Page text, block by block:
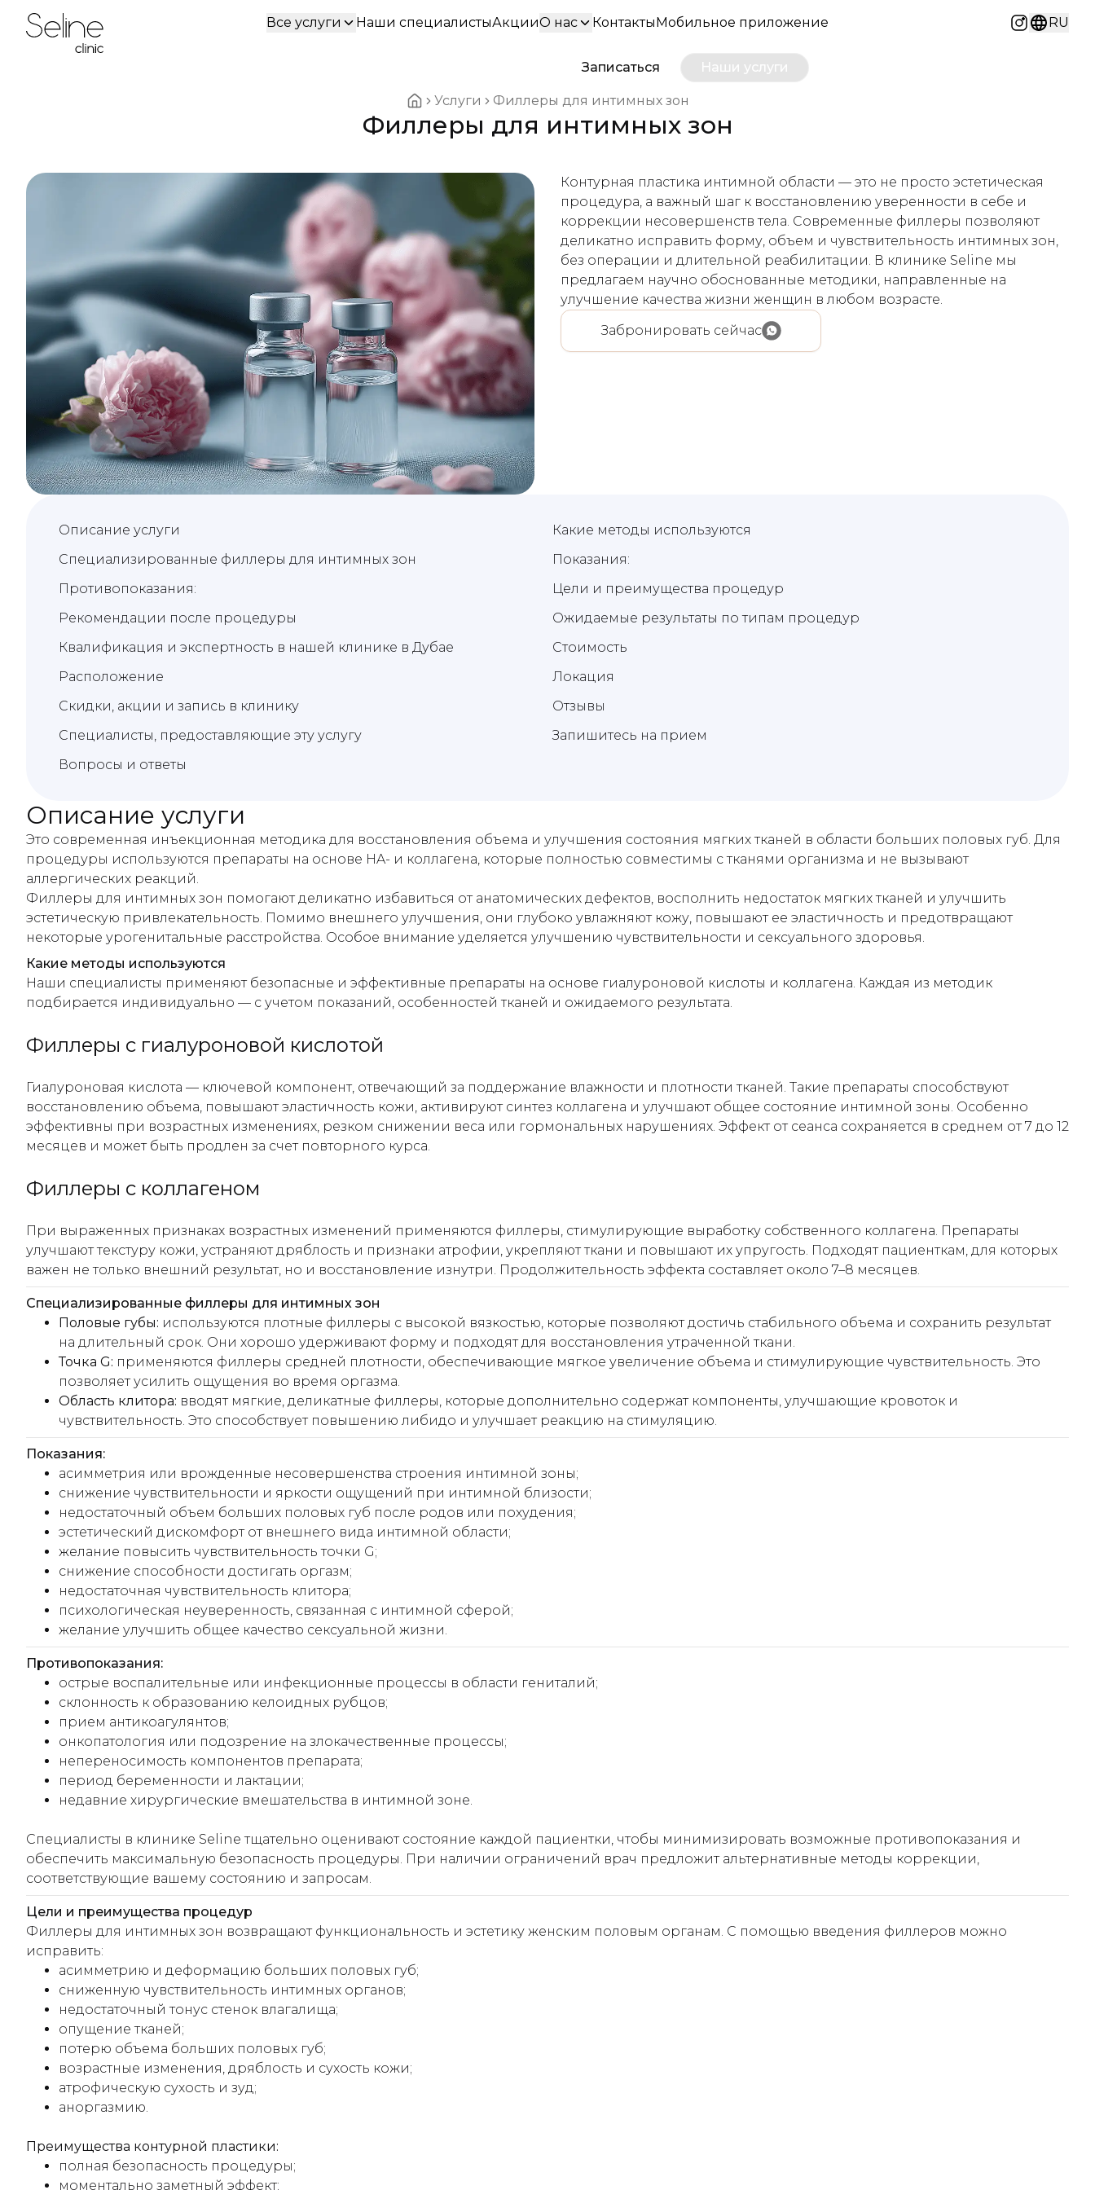
Все услуги Наши специалистыАкцииО нас КонтактыМобильное приложение
RU
Записаться Наши услуги
Услуги Филлеры для интимных зон
Филлеры для интимных зон
Контурная пластика интимной области — это не просто эстетическая
процедура, а важный шаг к восстановлению уверенности в себе и
коррекции несовершенств тела. Современные филлеры позволяют
деликатно исправить форму, объем и чувствительность интимных зон,
без операции и длительной реабилитации. В клинике Seline мы
предлагаем научно обоснованные методики, направленные на
улучшение качества жизни женщин в любом возрасте.
Забронировать сейчас
Описание услуги
Какие методы используются
Специализированные филлеры для интимных зон
Показания:
Противопоказания:
Цели и преимущества процедур
Рекомендации после процедуры
Ожидаемые результаты по типам процедур
Квалификация и экспертность в нашей клинике в Дубае
Стоимость
Расположение
Локация
Скидки, акции и запись в клинику
Отзывы
Специалисты, предоставляющие эту услугу
Запишитесь на прием
Вопросы и ответы
Описание услуги
Это современная инъекционная методика для восстановления объема и улучшения состояния мягких тканей в области больших половых губ. Для
процедуры используются препараты на основе HA- и коллагена, которые полностью совместимы с тканями организма и не вызывают
аллергических реакций.
Филлеры для интимных зон помогают деликатно избавиться от анатомических дефектов, восполнить недостаток мягких тканей и улучшить
эстетическую привлекательность. Помимо внешнего улучшения, они глубоко увлажняют кожу, повышают ее эластичность и предотвращают
некоторые урогенитальные расстройства. Особое внимание уделяется улучшению чувствительности и сексуального здоровья.
Какие методы используются
Наши специалисты применяют безопасные и эффективные препараты на основе гиалуроновой кислоты и коллагена. Каждая из методик
подбирается индивидуально — с учетом показаний, особенностей тканей и ожидаемого результата.
Филлеры с гиалуроновой кислотой
Гиалуроновая кислота — ключевой компонент, отвечающий за поддержание влажности и плотности тканей. Такие препараты способствуют
восстановлению объема, повышают эластичность кожи, активируют синтез коллагена и улучшают общее состояние интимной зоны. Особенно
эффективны при возрастных изменениях, резком снижении веса или гормональных нарушениях. Эффект от сеанса сохраняется в среднем от 7 до 12
месяцев и может быть продлен за счет повторного курса.
Филлеры с коллагеном
При выраженных признаках возрастных изменений применяются филлеры, стимулирующие выработку собственного коллагена. Препараты
улучшают текстуру кожи, устраняют дряблость и признаки атрофии, укрепляют ткани и повышают их упругость. Подходят пациенткам, для которых
важен не только внешний результат, но и восстановление изнутри. Продолжительность эффекта составляет около 7–8 месяцев.
Специализированные филлеры для интимных зон
Половые губы: используются плотные филлеры с высокой вязкостью, которые позволяют достичь стабильного объема и сохранить результат
на длительный срок. Они хорошо удерживают форму и подходят для восстановления утраченной ткани.
Точка G: применяются филлеры средней плотности, обеспечивающие мягкое увеличение объема и стимулирующие чувствительность. Это
позволяет усилить ощущения во время оргазма.
Область клитора: вводят мягкие, деликатные филлеры, которые дополнительно содержат компоненты, улучшающие кровоток и
чувствительность. Это способствует повышению либидо и улучшает реакцию на стимуляцию.
Показания:
асимметрия или врожденные несовершенства строения интимной зоны;
снижение чувствительности и яркости ощущений при интимной близости;
недостаточный объем больших половых губ после родов или похудения;
эстетический дискомфорт от внешнего вида интимной области;
желание повысить чувствительность точки G;
снижение способности достигать оргазм;
недостаточная чувствительность клитора;
психологическая неуверенность, связанная с интимной сферой;
желание улучшить общее качество сексуальной жизни.
Противопоказания:
острые воспалительные или инфекционные процессы в области гениталий;
склонность к образованию келоидных рубцов;
прием антикоагулянтов;
онкопатология или подозрение на злокачественные процессы;
непереносимость компонентов препарата;
период беременности и лактации;
недавние хирургические вмешательства в интимной зоне.
Специалисты в клинике Seline тщательно оценивают состояние каждой пациентки, чтобы минимизировать возможные противопоказания и
обеспечить максимальную безопасность процедуры. При наличии ограничений врач предложит альтернативные методы коррекции,
соответствующие вашему состоянию и запросам.
Цели и преимущества процедур
Филлеры для интимных зон возвращают функциональность и эстетику женским половым органам. С помощью введения филлеров можно
исправить:
асимметрию и деформацию больших половых губ;
сниженную чувствительность интимных органов;
недостаточный тонус стенок влагалища;
опущение тканей;
потерю объема больших половых губ;
возрастные изменения, дряблость и сухость кожи;
атрофическую сухость и зуд;
аноргазмию.
Преимущества контурной пластики:
полная безопасность процедуры;
моментально заметный эффект;